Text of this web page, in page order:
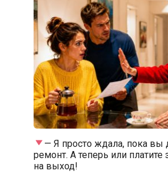
— Я просто ждала, пока вы
ремонт. А теперь или платите
на выход!